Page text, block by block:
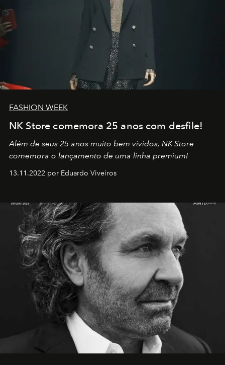
FASHION WEEK
NK Store comemora 25 anos com desfile!
Além de seus 25 anos muito bem vividos, NK Store
comemora o lançamento de uma linha premium!
13.11.2022 por Eduardo Viveiros